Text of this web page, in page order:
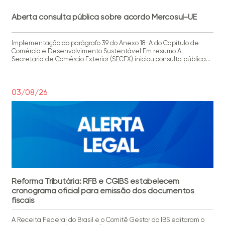
Aberta consulta pública sobre acordo Mercosul-UE
Implementação do parágrafo 39 do Anexo 18-A do Capítulo de
Comércio e Desenvolvimento Sustentável Em resumo A
Secretaria de Comércio Exterior (SECEX) iniciou consulta pública
de uma lista de […]
03/08/26
Reforma Tributária: RFB e CGIBS estabelecem
cronograma oficial para emissão dos documentos
fiscais
A Receita Federal do Brasil e o Comitê Gestor do IBS editaram o